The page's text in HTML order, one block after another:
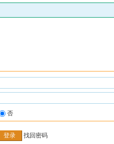
否
找回密码